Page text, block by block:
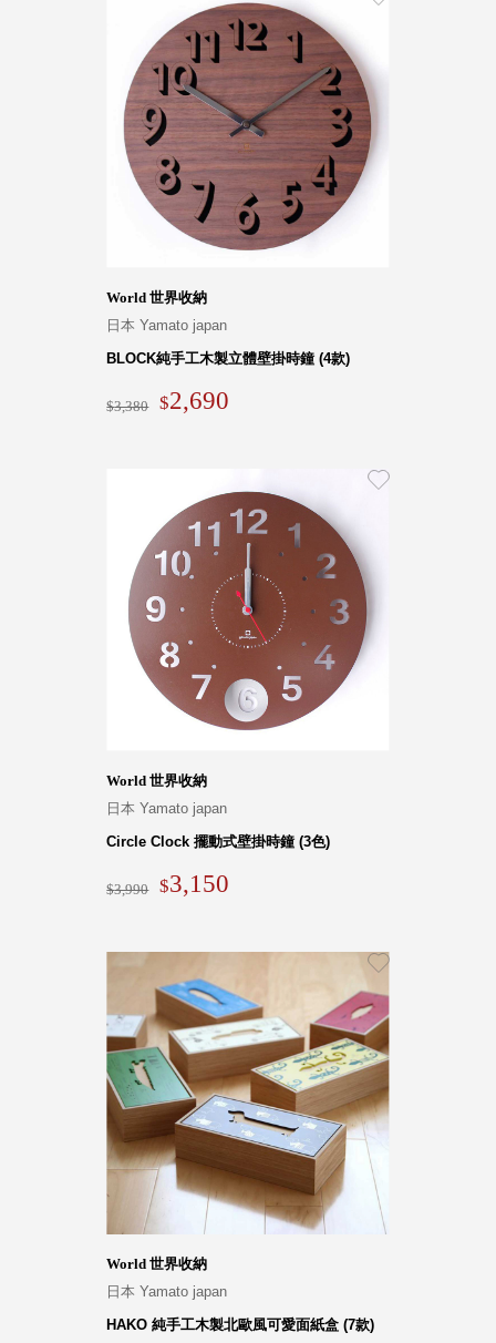
台灣 ZENLET
台灣 LIGHT
WAY
台灣 Moosy
Life
台灣 LuvHome
德國 TROIKA
World 世界收納
日本 Yamato japan
BLOCK純手工木製立體壁掛時鐘 (4款)
3,380 2,690
World 世界收納
日本 Yamato japan
Circle Clock 擺動式壁掛時鐘 (3色)
3,990 3,150
World 世界收納
日本 Yamato japan
HAKO 純手工木製北歐風可愛面紙盒 (7款)